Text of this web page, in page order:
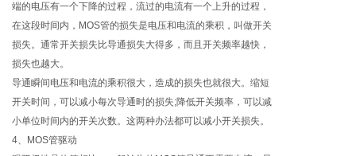
端的电压有一个下降的过程，流过的电流有一个上升的过程，
在这段时间内，MOS管的损失是电压和电流的乘积，叫做开关
损失。通常开关损失比导通损失大得多，而且开关频率越快，
损失也越大。
导通瞬间电压和电流的乘积很大，造成的损失也就很大。缩短
开关时间，可以减小每次导通时的损失;降低开关频率，可以减
小单位时间内的开关次数。这两种办法都可以减小开关损失。
4、MOS管驱动